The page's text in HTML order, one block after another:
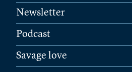
Newsletter
Podcast
Savage love